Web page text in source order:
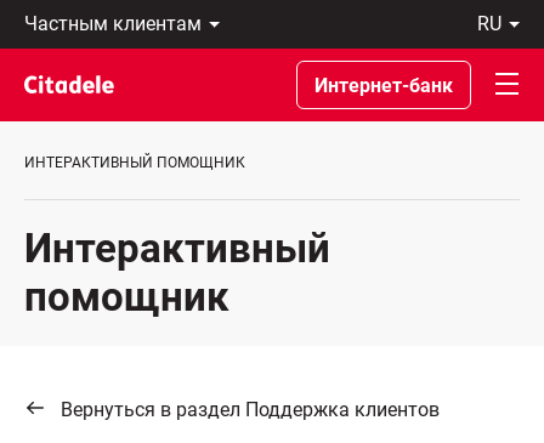
Частным
клиентам
Бизнес-
клиентам
О
C
ru
Eesti
По-
русски
In
Интернет-банк
ИНТЕРАКТИВНЫЙ ПОМОЩНИК
Интерактивный
помощник
Вернуться в раздел Поддержка клиентов